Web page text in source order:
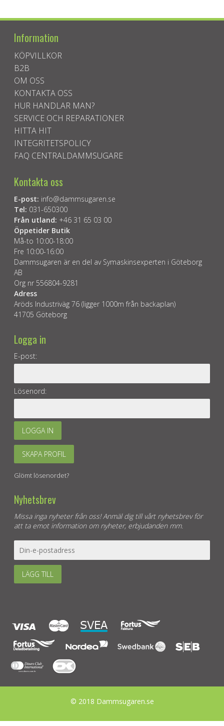
Information
KÖPVILLKOR
B2B
OM OSS
KONTAKTA OSS
HUR HANDLAR MAN?
SERVICE OCH REPARATIONER
HITTA HIT
INTEGRITETSPOLICY
FAQ CENTRALDAMMSUGARE
Kontakta oss
E-post: info@dammsugaren.se
Tel: 031-650300
Från utland: +46 31 65 03 00
Öppetider Butik
Må-to 10:00-18:00
Fre 10:00-16:00
Dammsugaren är en del av Symaskinsexperten i Göteborg
AB
Org nr 556804-9281
Adress
Aröds Industriväg 76 (ligger 1000m från backaplan)
41705 Göteborg
Logga in
E-post:
Lösenord:
LOGGA IN
SKAPA PROFIL
Glömt lösenordet?
Nyhetsbrev
Missa inga nyheter från oss! Anmäl dig till vårt nyhetsbrev för
att ta emot information om nyheter, erbjudanden mm.
LÄGG TILL
© 2018 Dammsugaren.se